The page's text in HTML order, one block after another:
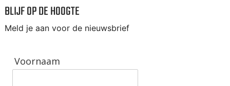
BLIJF OP DE HOOGTE
Meld je aan voor de nieuwsbrief
Voornaam